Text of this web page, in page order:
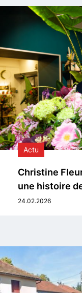
Actu
Christine
une histoire
24.02.2026